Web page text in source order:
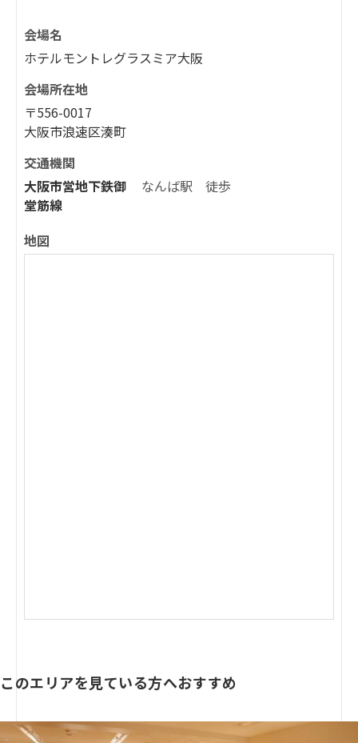
会場名
ホテルモントレグラスミア大阪
会場所在地
〒556-0017
大阪市浪速区湊町
交通機関
大阪市営地下鉄御
堂筋線
なんば駅 徒歩
地図
このエリアを見ている方へおすすめ